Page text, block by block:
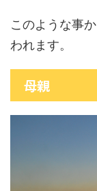
このような事
われます。
母親